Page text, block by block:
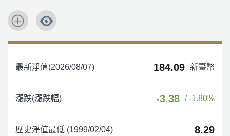
最新淨值(2026/08/07) 184.09 新臺幣
漲跌(漲跌幅) -3.38 / -1.80%
歷史淨值最低 (1999/02/04) 8.29